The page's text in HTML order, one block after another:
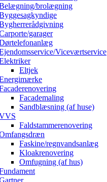
brolægning
garager
Viceværtservice
Eltjek
Facademaling
Sandblæsning (af huse)
Faldstammerenovering
Faskine/regnvandsanlæg
Kloakrenovering
Omfugning (af hus)